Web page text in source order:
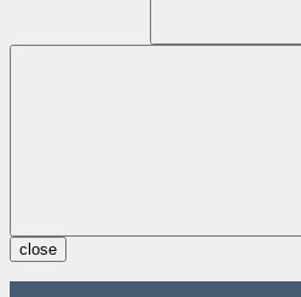
close